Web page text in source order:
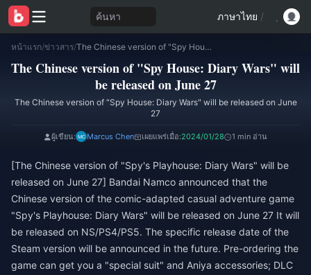
ค้นหา ภาษาไทย /
หน้าแรก/ข่าวสาร/ The Chinese version of "Spy House: Diary Wars" will be released on June 27
The Chinese version of "Spy House: Diary Wars" will
be released on June 27
The Chinese version of "Spy House: Diary Wars" will be released on June
27
ผู้เขียน: Marcus Chen เผยแพร่เมื่อ:2024/01/28 1 min อ่าน
[The Chinese version of "Spy's Playhouse: Diary Wars" will be
released on June 27] Bandai Namco announced that the
Chinese version of the comic-adapted casual adventure game
"Spy's Playhouse: Diary Wars" will be released on June 27 It will
be released on NS/PS4/PS5. The specific release date of the
Steam version will be announced in the future. Pre-ordering the
game can get you a "special suit" and Aniya accessories; DLC